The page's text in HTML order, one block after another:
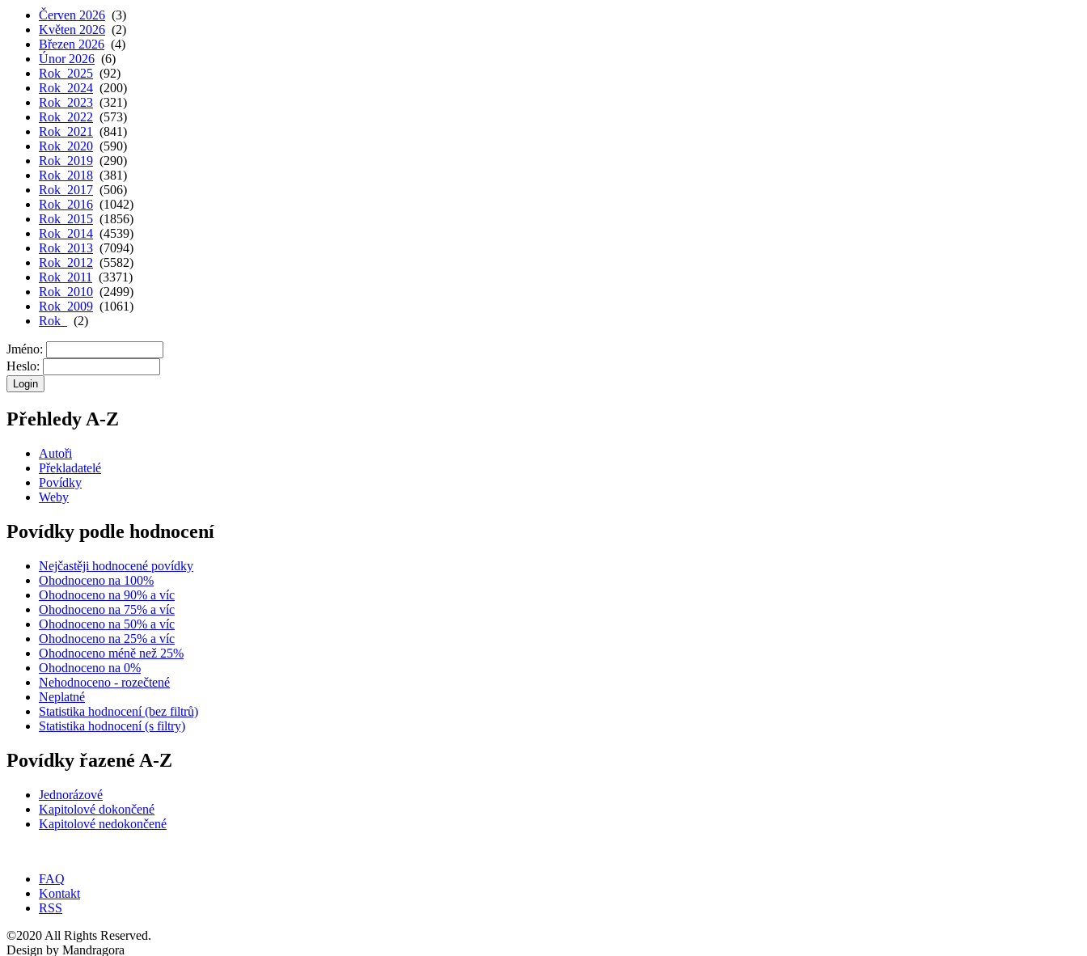
Červen 2026 (3)
Květen 2026 (2)
Březen 2026 (4)
Únor 2026 (6)
Rok 2025 (92)
Rok 2024 (200)
Rok 2023 (321)
Rok 2022 (573)
Rok 2021
(841)
Rok 2020 (590)
Rok 2019 (290)
Rok 2018 (381)
Rok 2017 (506)
Rok 2016 (1042)
Rok 2015 (1856)
Rok 2014 (4539)
Rok 2013 (7094)
Rok 2012 (5582)
Rok 2011
(3371)
Rok 2010 (2499)
Rok 2009 (1061)
Rok
(2)
Jméno:
Heslo:
Přehledy A-Z
Autoři
Překladatelé
Povídky
Weby
Povídky podle hodnocení
Nejčastěji hodnocené povídky
Ohodnoceno na 100%
Ohodnoceno na 90% a víc
Ohodnoceno na 75% a víc
Ohodnoceno na 50% a víc
Ohodnoceno na 25% a víc
Ohodnoceno méně než 25%
Ohodnoceno na 0%
Nehodnoceno - rozečtené
Neplatné
Statistika hodnocení (bez filtrů)
Statistika hodnocení (s filtry)
Povídky řazené A-Z
Jednorázové
Kapitolové dokončené
Kapitolové nedokončené
FAQ
Kontakt
RSS
©2020 All Rights Reserved.
Design by Mandragora